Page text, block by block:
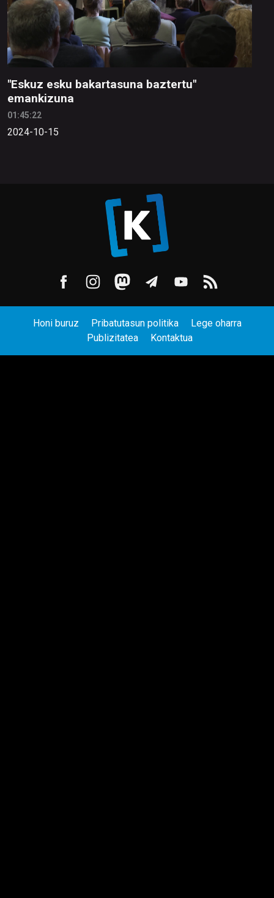
"Eskuz esku bakartasuna baztertu"
emankizuna
01:45:22
2024-10-15
Honi buruz Pribatutasun politika
Lege oharra
Publizitatea
Kontaktua